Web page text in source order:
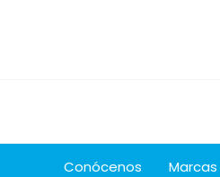
Conócenos Marcas